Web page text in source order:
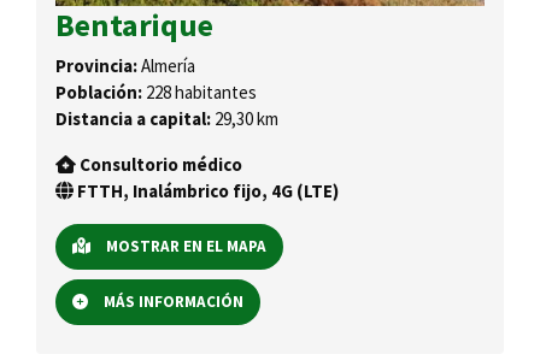
Bentarique
Provincia:Almería
Población: 228 habitantes
Distancia a capital: 29,30 km
Consultorio médico
FTTH, Inalámbrico fijo, 4G (LTE)
MOSTRAR EN EL MAPA
MÁS INFORMACIÓN